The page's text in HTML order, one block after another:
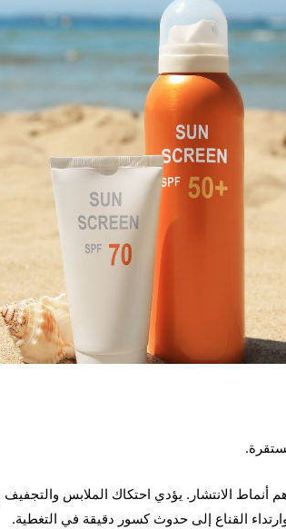
أنماط الانتشار. يؤدي احتكاك الملابس
القناع إلى حدوث كسور دقيقة في التغطية.